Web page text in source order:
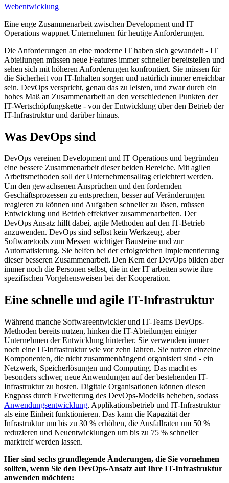
Webentwicklung
Eine enge Zusammenarbeit zwischen Development und IT
Operations wappnet Unternehmen für heutige Anforderungen.
Die Anforderungen an eine moderne IT haben sich gewandelt - IT
Abteilungen müssen neue Features immer schneller bereitstellen und
sehen sich mit höheren Anforderungen konfrontiert. Sie müssen für
die Sicherheit von IT-Inhalten sorgen und natürlich immer erreichbar
sein. DevOps verspricht, genau das zu leisten, und zwar durch ein
hohes Maß an Zusammenarbeit an den verschiedenen Punkten der
IT-Wertschöpfungskette - von der Entwicklung über den Betrieb der
IT-Infrastruktur und darüber hinaus.
Was DevOps sind
DevOps vereinen Development und IT Operations und begründen
eine bessere Zusammenarbeit dieser beiden Bereiche. Mit agilen
Arbeitsmethoden soll der Unternehmensalltag erleichtert werden.
Um den gewachsenen Ansprüchen und den fordernden
Geschäftsprozessen zu entsprechen, besser auf Veränderungen
reagieren zu können und Aufgaben schneller zu lösen, müssen
Entwicklung und Betrieb effektiver zusammenarbeiten. Der
DevOps Ansatz hilft dabei, agile Methoden auf den IT-Betrieb
anzuwenden. DevOps sind selbst kein Werkzeug, aber
Softwaretools zum Messen wichtiger Bausteine und zur
Automatisierung. Sie helfen bei der erfolgreichen Implementierung
dieser besseren Zusammenarbeit. Den Kern der DevOps bilden aber
immer noch die Personen selbst, die in der IT arbeiten sowie ihre
spezifischen Vorgehensweisen bei der Kooperation.
Eine schnelle und agile IT-Infrastruktur
Während manche Softwareentwickler und IT-Teams DevOps-
Methoden bereits nutzen, hinken die IT-Abteilungen einiger
Unternehmen der Entwicklung hinterher. Sie verwenden immer
noch eine IT-Infrastruktur wie vor zehn Jahren. Sie nutzen einzelne
Komponenten, die nicht zusammenhängend organisiert sind - ein
Netzwerk, Speicherlösungen und Computing. Das macht es
besonders schwer, neue Anwendungen auf der bestehenden IT-
Infrastruktur zu hosten. Digitale Organisationen können diesen
Engpass durch Erweiterung des DevOps-Modells beheben, sodass
Anwendungsentwicklung, Applikationsbetrieb und IT-Infrastruktur
als eine Einheit funktionieren. Das kann die Kapazität der
Infrastruktur um bis zu 30 % erhöhen, die Ausfallraten um 50 %
reduzieren und Neuentwicklungen um bis zu 75 % schneller
marktreif werden lassen.
Hier sind sechs grundlegende Änderungen, die Sie vornehmen
sollten, wenn Sie den DevOps-Ansatz auf Ihre IT-Infrastruktur
anwenden möchten: